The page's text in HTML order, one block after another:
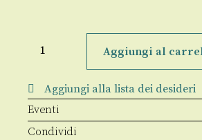
Aggiungi al
Aggiungi alla lista dei desideri
Eventi
Condividi